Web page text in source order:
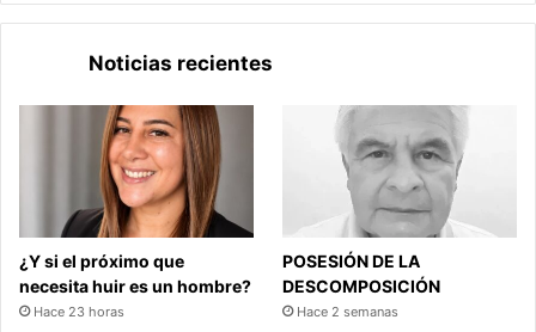
Noticias recientes
¿Y si el próximo que
necesita huir es un hombre?
Hace 23 horas
POSESIÓN DE LA
DESCOMPOSICIÓN
Hace 2 semanas